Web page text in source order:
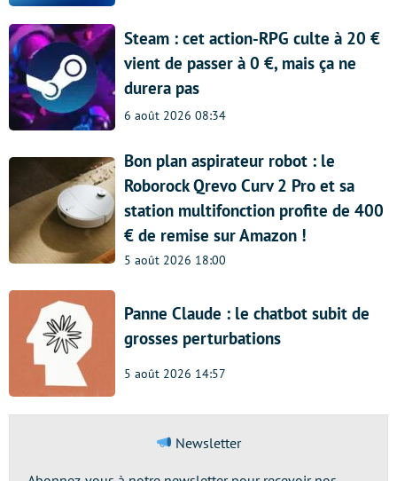
Steam : cet action-RPG culte à 20 €
vient de passer à 0 €, mais ça ne
durera pas
6 août 2026 08:34
Bon plan aspirateur robot : le
Roborock Qrevo Curv 2 Pro et sa
station multifonction profite de 400
€ de remise sur Amazon !
5 août 2026 18:00
Panne Claude : le chatbot subit de
grosses perturbations
5 août 2026 14:57
Newsletter